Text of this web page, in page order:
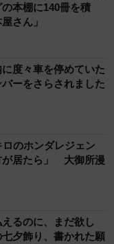
本棚に140冊を積
さん」
度々車を停めていた
ーをさらされました
のホンダレジェン
居たら」 大御所漫
えるのに、まだ欲し
夕飾り、書かれた願